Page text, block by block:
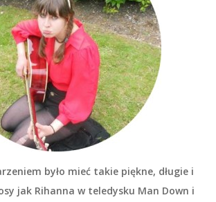
było mieć takie piękne, długie i
jak Rihanna w teledysku Man Down i